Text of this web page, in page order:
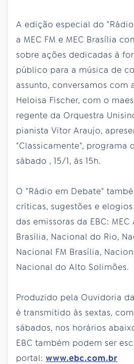
A edição especial do
a MEC FM e MEC Brasília
sobre ações dedicadas à
público para a música de
assunto, conversamos com
Heloisa Fischer, com o
regente da Orquestra
pianista Vitor Araujo,
"Classicamente", programa
sábado , 15/1, às 15h.
O "Rádio em Debate"
críticas, sugestões e
das emissoras da EBC: MEC
Brasília, Nacional do Rio,
Nacional FM Brasília,
Nacional do Alto Solimões.
Produzido pela Ouvidoria
é transmitido às sextas,
sábados, nos horários
EBC também podem ser
portal: www.ebc.com.br